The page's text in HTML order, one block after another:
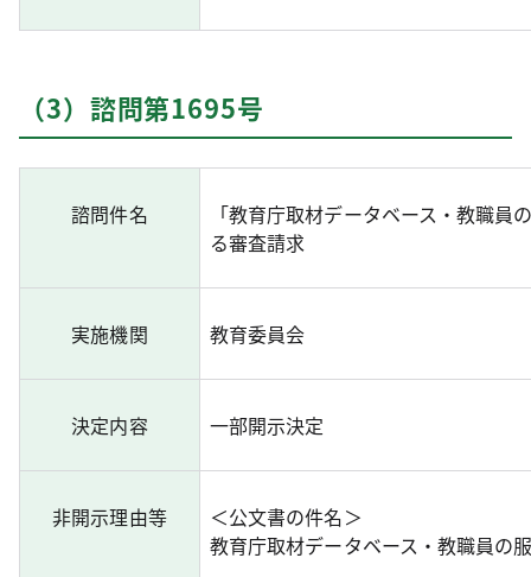
（3）諮問第1695号
諮問件名
「教育庁取材データベース・教職
る審査請求
実施機関 教育委員会
決定内容 一部開示決定
非開示理由等
＜公文書の件名＞
教育庁取材データベース・教職員の